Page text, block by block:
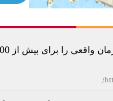
بیش از 100 کشور بررسی کنید.